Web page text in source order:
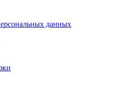
данных